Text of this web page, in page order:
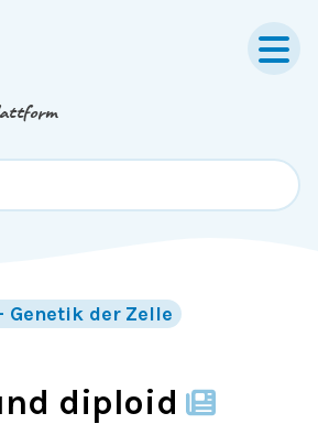
Genetik der Zelle
diploid